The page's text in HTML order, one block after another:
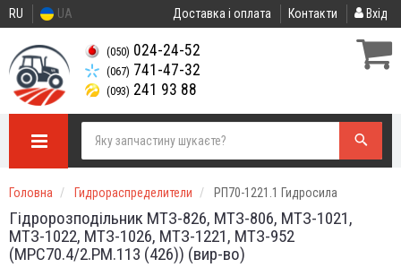
RU UA Доставка і оплата Контакти Вхід
(050) 024-24-52
(067) 741-47-32
(093) 241 93 88
Головна Гидрораспределители РП70-1221.1 Гидросила
Гідророзподільник МТЗ-826, МТЗ-806, МТЗ-1021,
МТЗ-1022, МТЗ-1026, МТЗ-1221, МТЗ-952
(МРС70.4/2.РМ.113 (426)) (вир-во)